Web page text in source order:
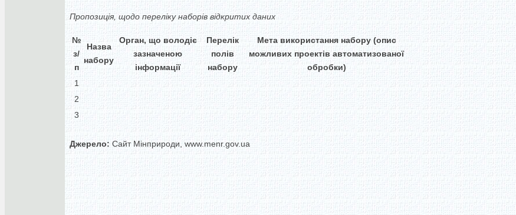
Пропозиція, щодо переліку наборів відкритих даних
№
з/
п
Назва
набору
Орган, що володіє
зазначеною
інформації
Перелік
полів
набору
Мета використання набору (опис
можливих проектів автоматизованої
обробки)
1
2
3
Джерело: Сайт Мінприроди, www.menr.gov.ua